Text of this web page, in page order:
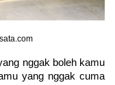
nggak boleh kamu
yang nggak cuma